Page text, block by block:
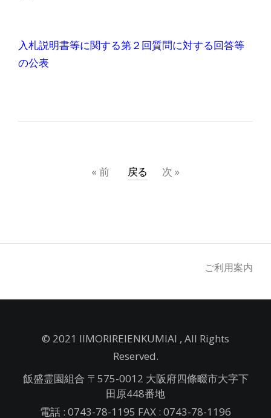
入札説明書等に関する第２回質問に対する回答等
の公表
« 前 戻る 次 »
ご利用案内
© 2021 IIMORIREIENKUMIAI , All Rights
Reserved.
飯盛霊園組合 〒575-0012 大阪府四條畷市大字下
田原448番地
電話 : 0743-78-1195 FAX : 0743-78-1196